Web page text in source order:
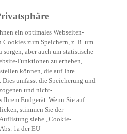
und Anleger
Fonds zahlen.
nutzen.
ein optimales Webseiten-
zum Speichern, z. B. um
aber auch um statistische
Funktionen zu erheben,
können, die auf Ihre
umfasst die Speicherung und
und nicht-
Ihrem Endgerät. Wenn Sie auf
stimmen Sie der
siehe „Cookie-
1a der EU-